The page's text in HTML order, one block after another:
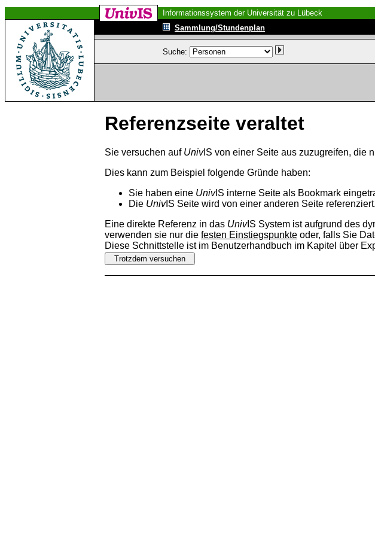
Informationssystem der Universität zu Lübeck
Sammlung/Stundenplan
Suche:
Referenzseite veraltet
Sie versuchen auf UnivIS von einer Seite aus zuzugreifen, die
Dies kann zum Beispiel folgende Gründe haben:
Sie haben eine UnivIS interne Seite als Bookmark
Die UnivIS Seite wird von einer anderen Seite
Eine direkte Referenz in das UnivIS System ist aufgrund des
verwenden sie nur die festen Einstiegspunkte oder, falls Sie
Diese Schnittstelle ist im Benutzerhandbuch im Kapitel über